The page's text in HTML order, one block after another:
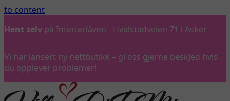
to content
Ring ossgjerne på 992 57 899
Vi har lansert ny nettbutikk – gi oss gjerne beskjed hvis
du opplever problemer!